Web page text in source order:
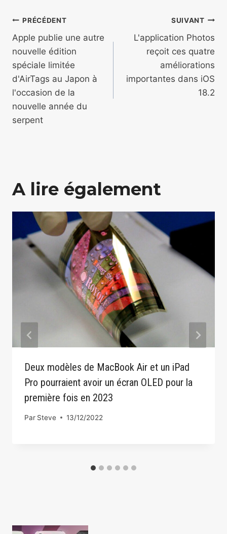
Navigation
de
l’article
PRÉCÉDENT
Apple publie une autre
nouvelle édition
spéciale limitée
d'AirTags au Japon à
l'occasion de la
nouvelle année du
serpent
SUIVANT
L'application Photos
reçoit ces quatre
améliorations
importantes dans iOS
18.2
A lire également
Deux modèles de MacBook Air et un iPad
Pro pourraient avoir un écran OLED pour la
première fois en 2023
Par Steve 13/12/2022